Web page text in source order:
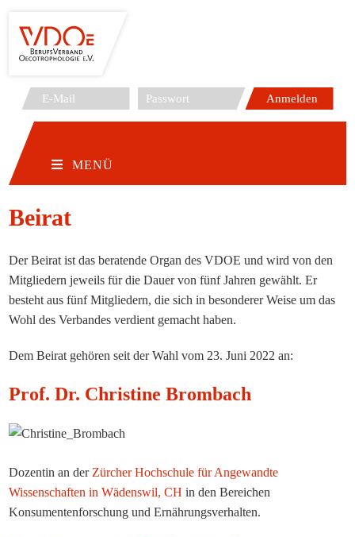
Inhalt
springen
MENÜ
Beirat
Der Beirat ist das beratende Organ des VDOE und wird von den
Mitgliedern jeweils für die Dauer von fünf Jahren gewählt. Er
besteht aus fünf Mitgliedern, die sich in besonderer Weise um das
Wohl des Verbandes verdient gemacht haben.
Dem Beirat gehören seit der Wahl vom 23. Juni 2022 an:
Prof. Dr. Christine Brombach
Dozentin an der Zürcher Hochschule für Angewandte
Wissenschaften in Wädenswil, CH in den Bereichen
Konsumentenforschung und Ernährungsverhalten.